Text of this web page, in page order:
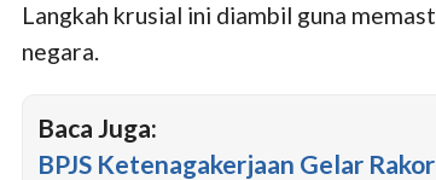
Langkah krusial ini diambil guna
negara.
Baca Juga:
BPJS Ketenagakerjaan Gelar